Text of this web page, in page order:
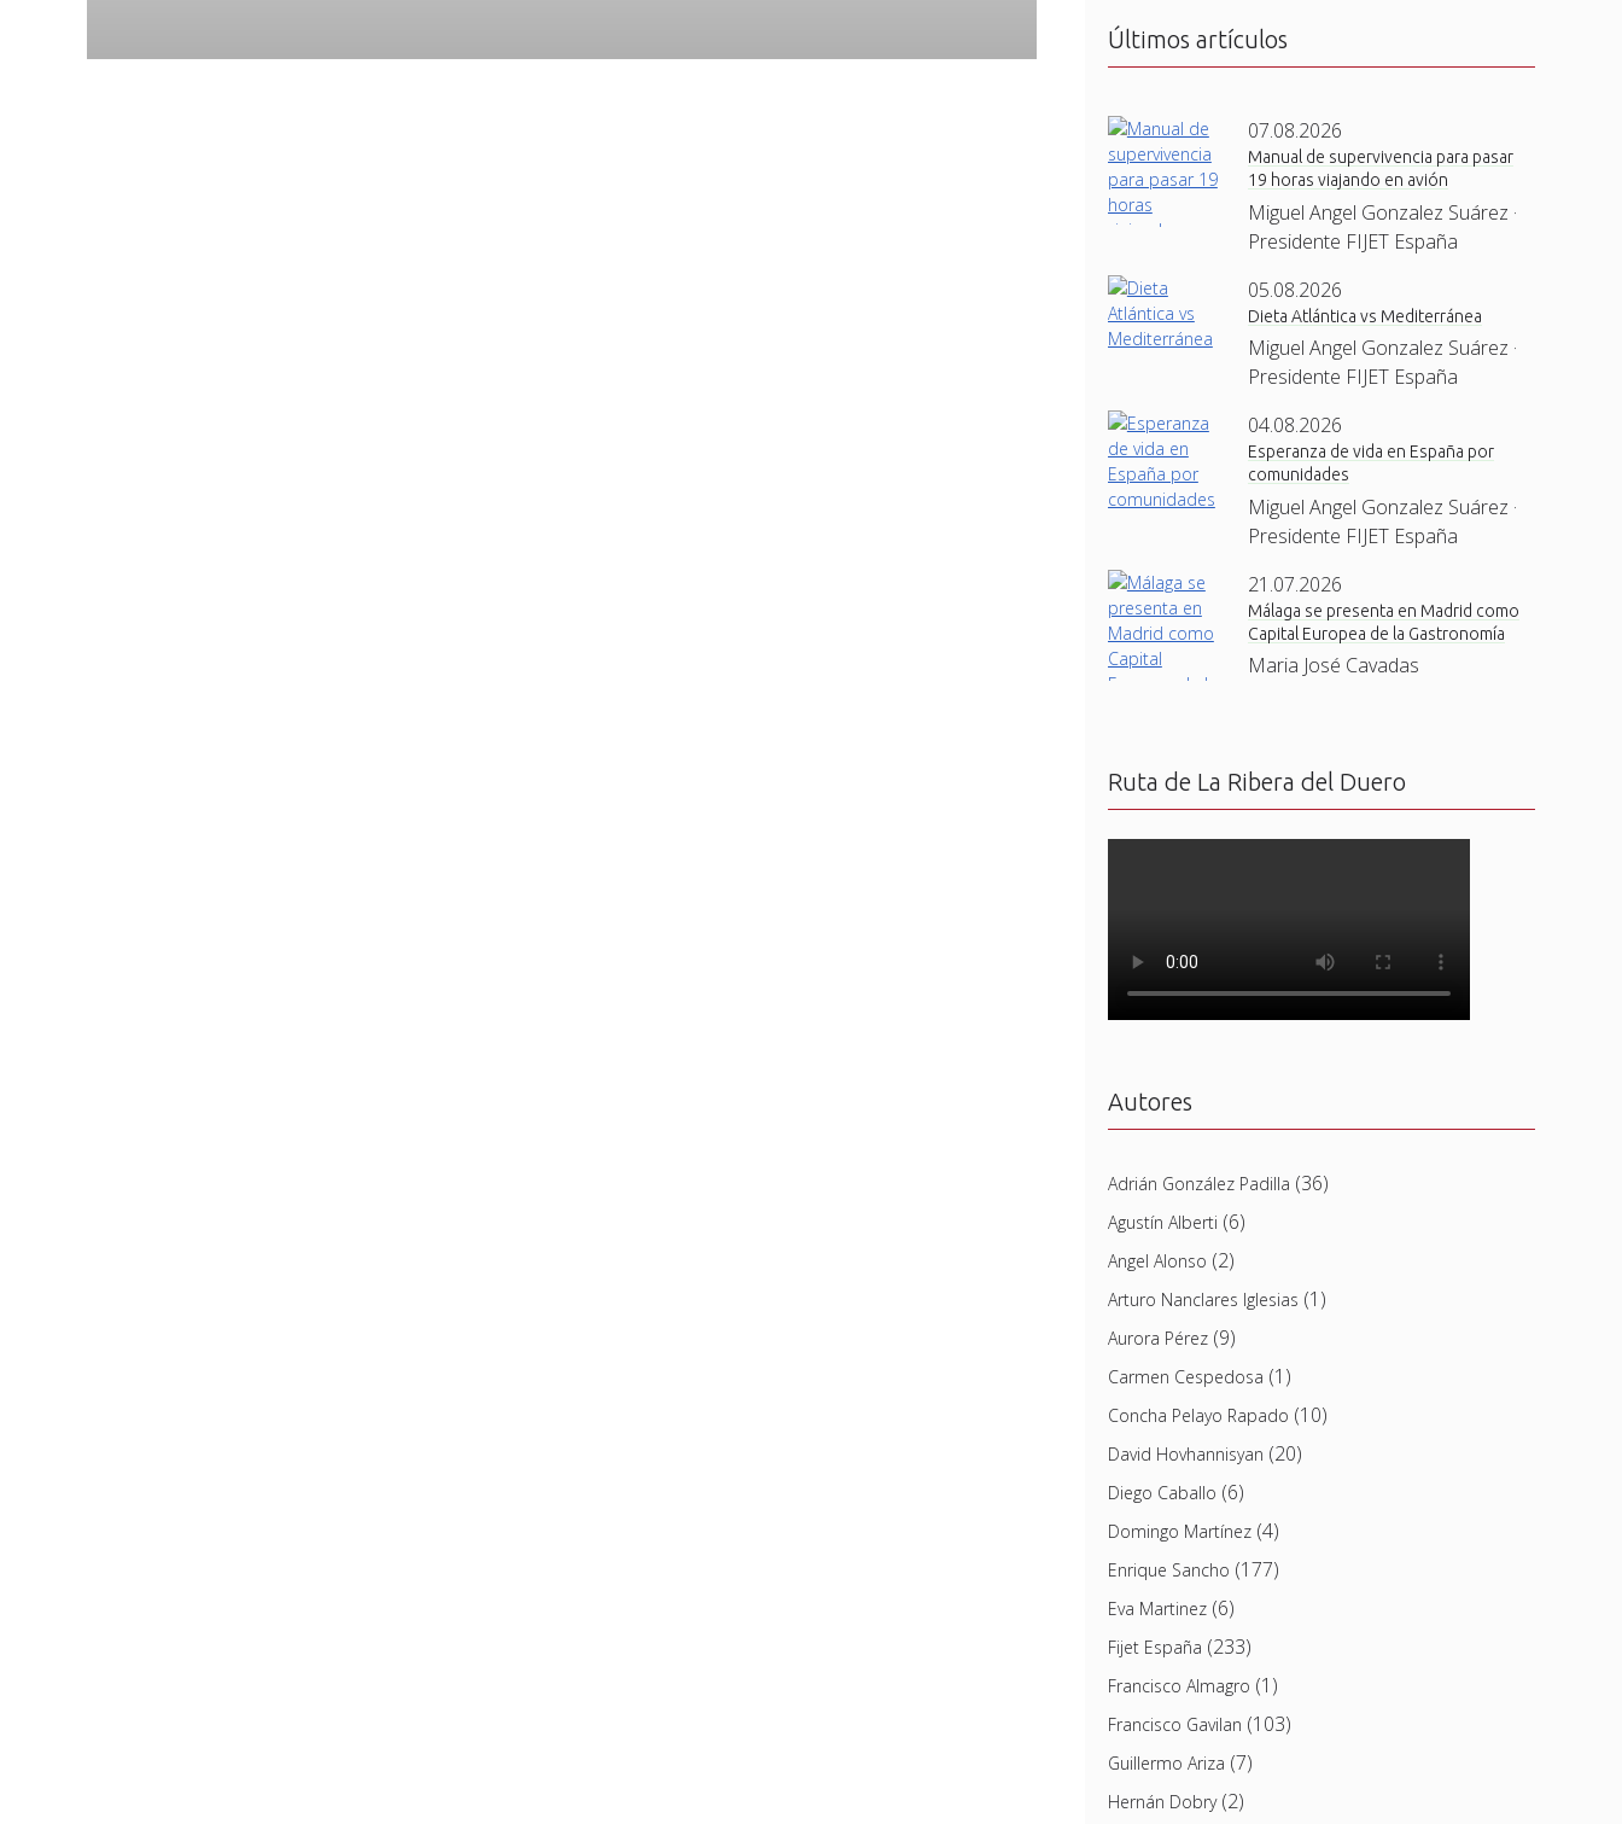
Últimos artículos
07.08.2026
Manual de supervivencia para pasar
19 horas viajando en avión
Miguel Angel Gonzalez Suárez ·
Presidente FIJET España
05.08.2026
Dieta Atlántica vs Mediterránea
Miguel Angel Gonzalez Suárez ·
Presidente FIJET España
04.08.2026
Esperanza de vida en España por
comunidades
Miguel Angel Gonzalez Suárez ·
Presidente FIJET España
21.07.2026
Málaga se presenta en Madrid como
Capital Europea de la Gastronomía
Maria José Cavadas
Ruta de La Ribera del Duero
Autores
Adrián González Padilla (36)
Agustín Alberti (6)
Angel Alonso (2)
Arturo Nanclares Iglesias (1)
Aurora Pérez(9)
Carmen Cespedosa (1)
Concha Pelayo Rapado (10)
David Hovhannisyan (20)
Diego Caballo (6)
Domingo Martínez(4)
Enrique Sancho (177)
Eva Martinez(6)
Fijet España (233)
Francisco Almagro (1)
Francisco Gavilan (103)
Guillermo Ariza (7)
Hernán Dobry(2)